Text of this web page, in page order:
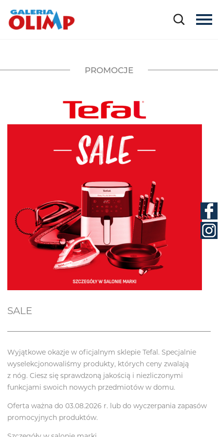
PROMOCJE
SALE
Wyjątkowe okazje w oficjalnym sklepie Tefal. Specjalnie
wyselekcjonowaliśmy produkty, których ceny zwalają
z nóg. Ciesz się sprawdzoną jakością i niezliczonymi
funkcjami swoich nowych przedmiotów w domu.
Oferta ważna do 03.08.2026 r. lub do wyczerpania zapasów
promocyjnych produktów.